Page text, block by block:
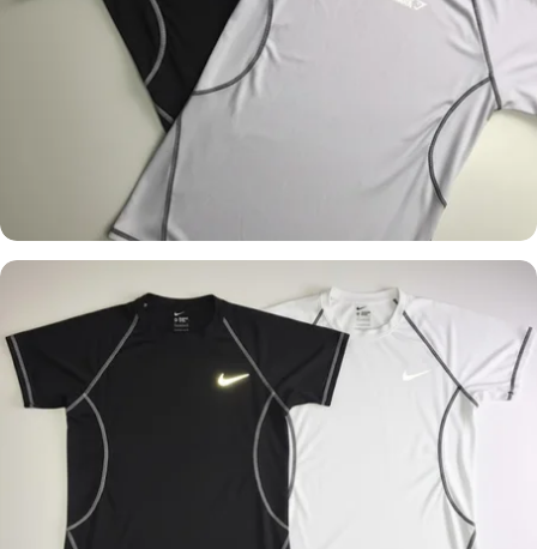
GYMSHARK